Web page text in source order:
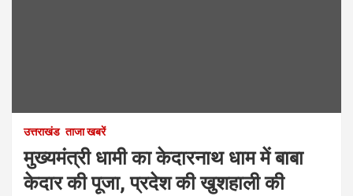
उत्तराखंड ताजा खबरें
मुख्यमंत्री धामी का केदारनाथ धाम में बाबा
केदार की पूजा, प्रदेश की खुशहाली की